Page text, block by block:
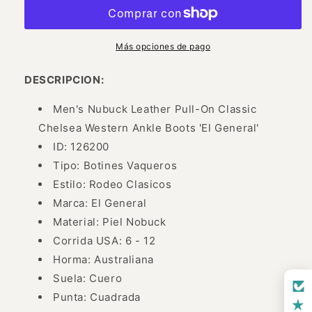
de
para
&#39;El
-
ID:
126200
Clasicos
de
Piel
&#39;El
-
ID:
126200
Más opciones de pago
DESCRIPCION:
Men's Nubuck Leather Pull-On Classic
Chelsea Western Ankle Boots 'El General'
ID: 126200
Tipo: Botines Vaqueros
Estilo: Rodeo Clasicos
Marca: El General
Material: Piel Nobuck
Corrida USA: 6 - 12
Horma: Australiana
Suela: Cuero
Punta: Cuadrada